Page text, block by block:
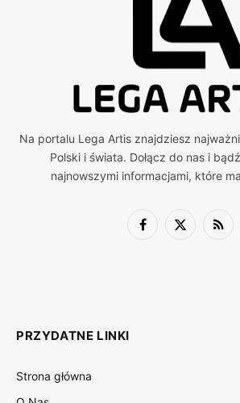
Na portalu Lega Artis znajdziesz
Polski i świata. Dołącz do nas i
najnowszymi informacjami, które
Facebook
X
RSS
PRZYDATNE LINKI
Strona główna